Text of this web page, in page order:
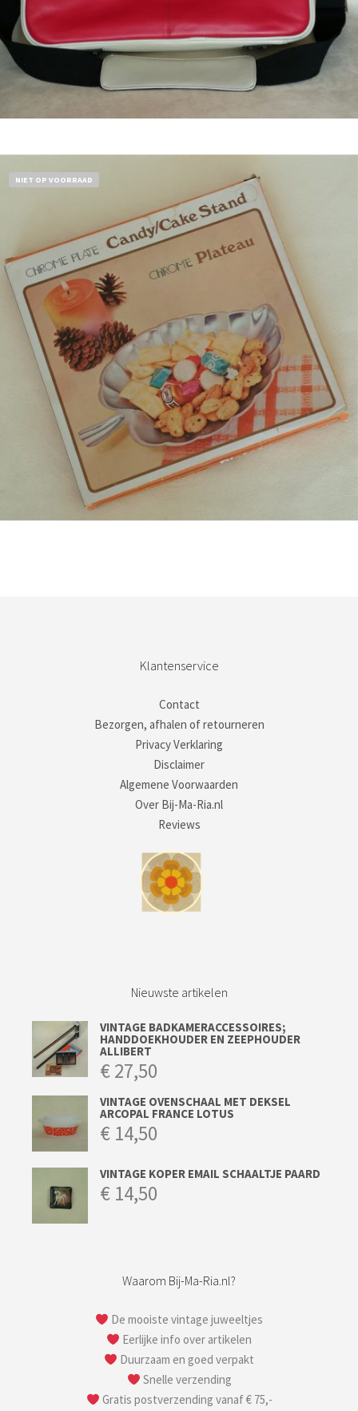
NIET OP VOORRAAD
Klantenservice
Contact
Bezorgen, afhalen of retourneren
Privacy Verklaring
Disclaimer
Algemene Voorwaarden
Over Bij-Ma-Ria.nl
Reviews
Nieuwste artikelen
VINTAGE BADKAMERACCESSOIRES;
HANDDOEKHOUDER EN ZEEPHOUDER
ALLIBERT
€27,50
VINTAGE OVENSCHAAL MET DEKSEL
ARCOPAL FRANCE LOTUS
€ 14,50
VINTAGE KOPER EMAIL SCHAALTJE PAARD
€ 14,50
Waarom Bij-Ma-Ria.nl?
De mooiste vintage juweeltjes
Eerlijke info over artikelen
Duurzaam en goed verpakt
Snelle verzending
Gratis postverzending vanaf € 75,-